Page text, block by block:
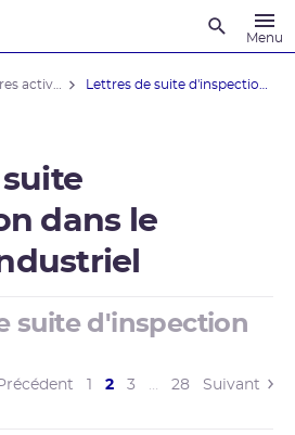
Menu
dans le
suite d'inspection
2(current)
3 … 28 Suivant